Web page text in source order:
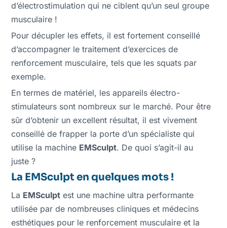
d’électrostimulation qui ne ciblent qu’un seul groupe
musculaire !
Pour décupler les effets, il est fortement conseillé
d’accompagner le traitement d’exercices de
renforcement musculaire, tels que les squats par
exemple.
En termes de matériel, les appareils électro-
stimulateurs sont nombreux sur le marché. Pour être
sûr d’obtenir un excellent résultat, il est vivement
conseillé de frapper la porte d’un spécialiste qui
utilise la machine EMSculpt. De quoi s’agit-il au
juste ?
La EMSculpt en quelques mots !
La EMSculpt est une machine ultra performante
utilisée par de nombreuses cliniques et médecins
esthétiques pour le renforcement musculaire et la